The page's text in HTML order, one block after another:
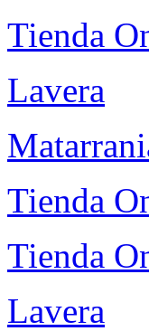
Tienda
Lavera
Tienda
Tienda
Lavera